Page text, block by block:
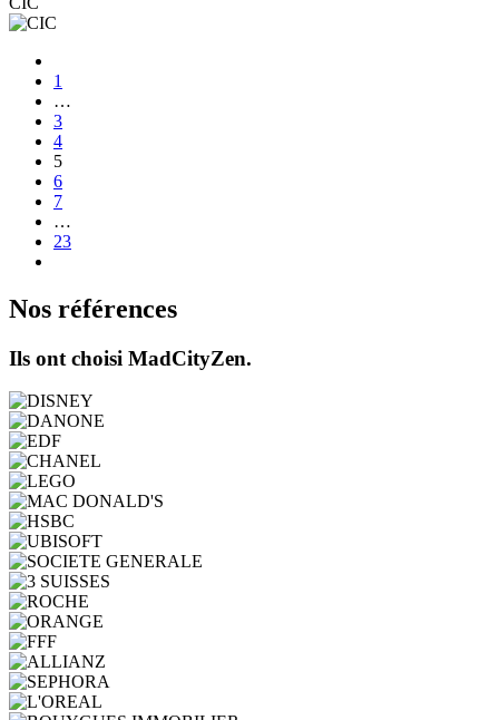
1
…
3
4
5
6
7
…
23
Nos références
Ils ont choisi MadCityZen.